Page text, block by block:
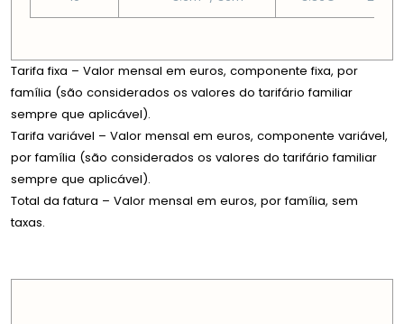
Tarifa fixa – Valor mensal em euros, componente fixa, por
família (são considerados os valores do tarifário familiar
sempre que aplicável).
Tarifa variável – Valor mensal em euros, componente variável,
por família (são considerados os valores do tarifário familiar
sempre que aplicável).
Total da fatura – Valor mensal em euros, por família, sem
taxas.